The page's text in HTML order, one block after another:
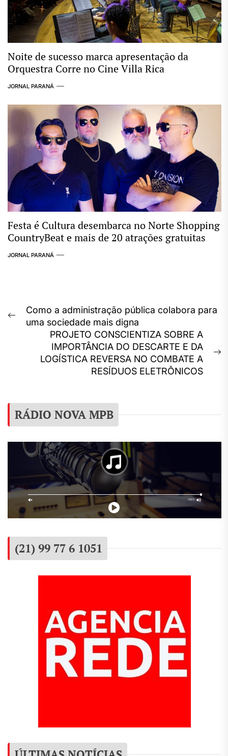
Noite de sucesso marca apresentação da
Orquestra Corre no Cine Villa Rica
JORNAL PARANÁ
Festa é Cultura desembarca no Norte Shopping
CountryBeat e mais de 20 atrações gratuitas
JORNAL PARANÁ
Navegação
Previous
Como a administração pública colabora para
uma sociedade mais digna
PROJETO CONSCIENTIZA SOBRE A
IMPORTÂNCIA DO DESCARTE E DA
LOGÍSTICA REVERSA NO COMBATE A
RESÍDUOS ELETRÔNICOS
RÁDIO NOVA MPB
(21) 99 77 6 1051